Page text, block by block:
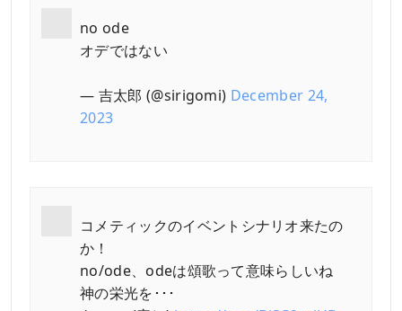
no ode
オデではない
— 吉太郎 (@sirigomi) December 24,
2023
コメティックのイベントシナリオ来たの
か！
no/ode、odeは頌歌って意味らしいね
神の栄光を･･･